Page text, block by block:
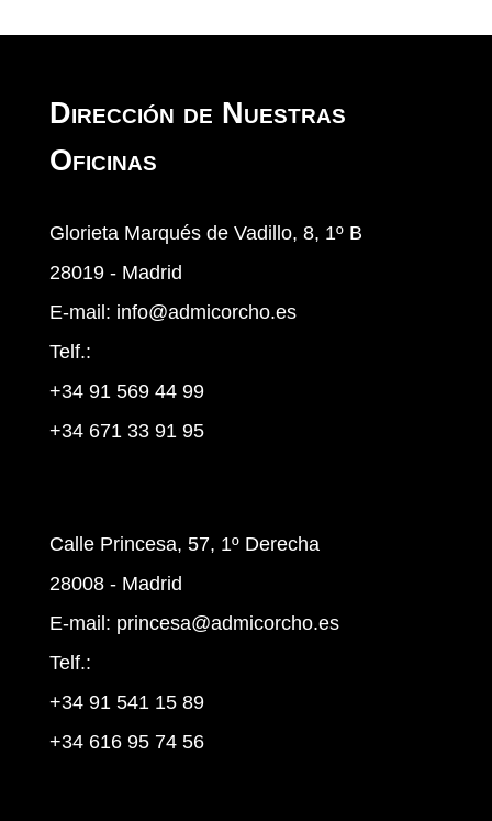
Dirección de Nuestras
Oficinas
Glorieta Marqués de Vadillo, 8, 1º B
28019 - Madrid
E-mail: info@admicorcho.es
Telf.:
+34 91 569 44 99
+34 671 33 91 95
Calle Princesa, 57, 1º Derecha
28008 - Madrid
E-mail: princesa@admicorcho.es
Telf.:
+34 91 541 15 89
+34 616 95 74 56